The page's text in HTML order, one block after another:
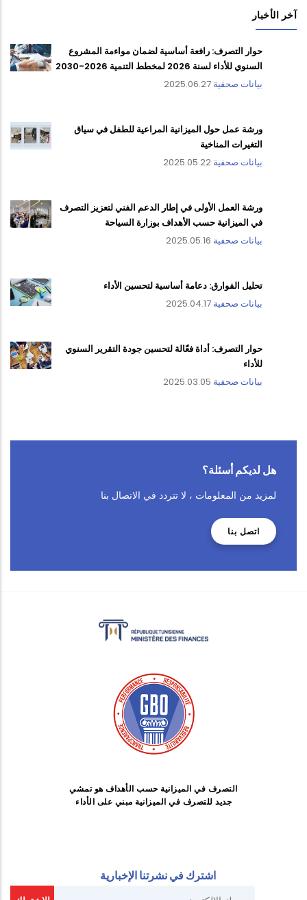
آخر الأخبار
حوار التصرف: رافعة أساسية لضمان مواءمة المشروع
السنوي للأداء لسنة 2026 لمخطط التنمية 2026-2030
بيانات صحفية 2025.06.27
ورشة عمل حول الميزانية المراعية للطفل في سياق
التغيرات المناخية
بيانات صحفية 2025.05.22
ورشة العمل الأولى في إطار الدعم الفني لتعزيز التصرف
في الميزانية حسب الأهداف بوزارة السياحة
بيانات صحفية 2025.05.16
تحليل الفوارق: دعامة أساسية لتحسين الأداء
بيانات صحفية 2025.04.17
حوار التصرف: أداة فعّالة لتحسين جودة التقرير السنوي
للأداء
بيانات صحفية 2025.03.05
هل لديكم أسئلة؟
لمزيد من المعلومات ، لا تتردد في الاتصال بنا
اتصل بنا
التصرف في الميزانية حسب الأهداف هو تمشي
جديد للتصرف في الميزانية مبني على الأداء
اشترك في نشرتنا الإخبارية